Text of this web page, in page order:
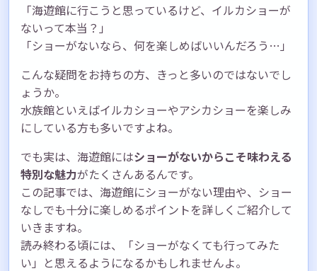
「海遊館に行こうと思っているけど、イルカショーが
ないって本当？」
「ショーがないなら、何を楽しめばいいんだろう…」
こんな疑問をお持ちの方、きっと多いのではないでし
ょうか。
水族館といえばイルカショーやアシカショーを楽しみ
にしている方も多いですよね。
でも実は、海遊館にはショーがないからこそ味わえる
特別な魅力がたくさんあるんです。
この記事では、海遊館にショーがない理由や、ショー
なしでも十分に楽しめるポイントを詳しくご紹介して
いきますね。
読み終わる頃には、「ショーがなくても行ってみた
い」と思えるようになるかもしれませんよ。